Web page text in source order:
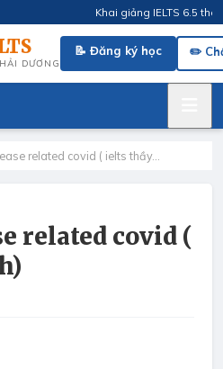
Khai giảng IELTS 6.5
DƯƠNG
📝 Đăng ký học ✏️
related covid ( ielts thầy…
related covid (